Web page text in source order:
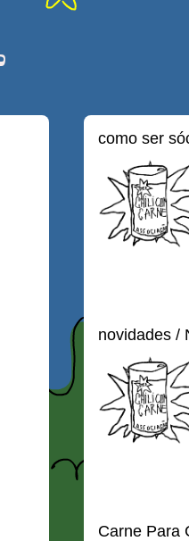
como ser
novidades /
Carne Para